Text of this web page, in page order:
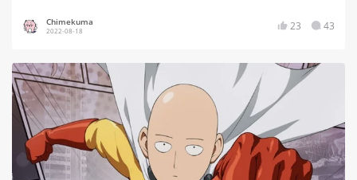
Chimekuma
2022-08-18 23 43